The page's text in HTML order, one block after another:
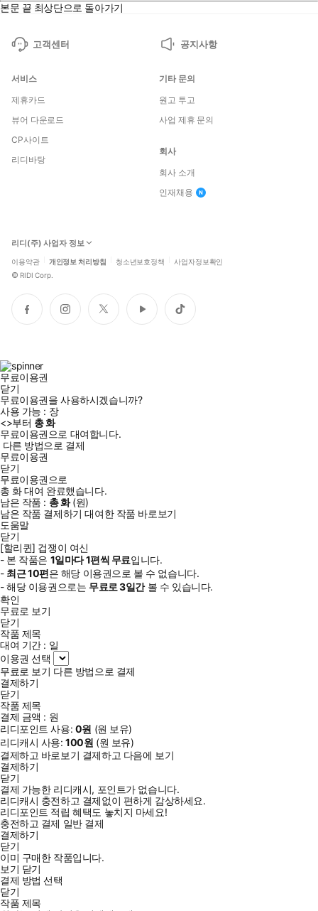
본문 끝 최상단으로 돌아가기
고객센터 공지사항
서비스
제휴카드
뷰어 다운로드
CP사이트
리디바탕
기타 문의
원고 투고
사업 제휴 문의
회사
회사 소개
인재채용
리디(주) 사업자 정보
이용약관 개인정보 처리방침 청소년보호정책 사업자정보확인
© RIDI Corp.
페
이
인
스
트
위
유
튜
틱
톡
무료이용권
닫기
무료이용권을 사용하시겠습니까?
사용 가능 : 장
<>부터 총화
무료이용권으로 대여합니다.
다른 방법으로 결제
무료이용권
닫기
무료이용권으로
총 화대여 완료했습니다.
남은 작품 : 총화(원)
남은 작품 결제하기 대여한 작품 바로보기
도움말
닫기
[할리퀸] 겁쟁이 여신
- 본 작품은 1일마다1편씩 무료입니다.
- 최근10편은 해당 이용권으로 볼 수 없습니다.
- 해당 이용권으로는 무료로3일간볼 수 있습니다.
확인
무료로 보기
닫기
작품 제목
대여 기간 : 일
이용권 선택
무료로 보기 다른 방법으로 결제
결제하기
닫기
작품 제목
결제 금액 : 원
리디포인트 사용: 0원 (원 보유)
리디캐시 사용:100원 (원 보유)
결제하고 바로보기 결제하고 다음에 보기
결제하기
닫기
결제 가능한 리디캐시, 포인트가 없습니다.
리디캐시 충전하고 결제없이 편하게 감상하세요.
리디포인트 적립 혜택도 놓치지 마세요!
충전하고 결제 일반 결제
결제하기
닫기
이미 구매한 작품입니다.
보기 닫기
결제 방법 선택
닫기
작품 제목